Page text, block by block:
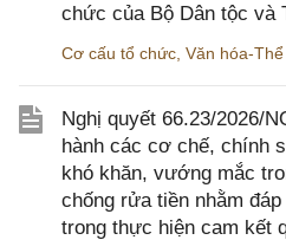
chức của Bộ Dân tộc và
Cơ cấu tổ chức Văn hóa-
Nghị quyết 66.23/2026/
hành các cơ chế, chính
khó khăn, vướng mắc
chống rửa tiền nhằm
trong thực hiện cam kết